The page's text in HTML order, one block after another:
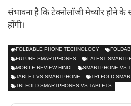
संभावना है कि टेक्नोलॉजी मेच्योर होने
होंगी।
FOLDABLE PHONE TECHNOLOGY
FUTURE SMARTPHONES
LATEST
MOBILE REVIEW HINDI
SMARTPHONE VS
TABLET VS SMARTPHONE
TRI-FOLD
TRI-FOLD SMARTPHONES VS TABLETS